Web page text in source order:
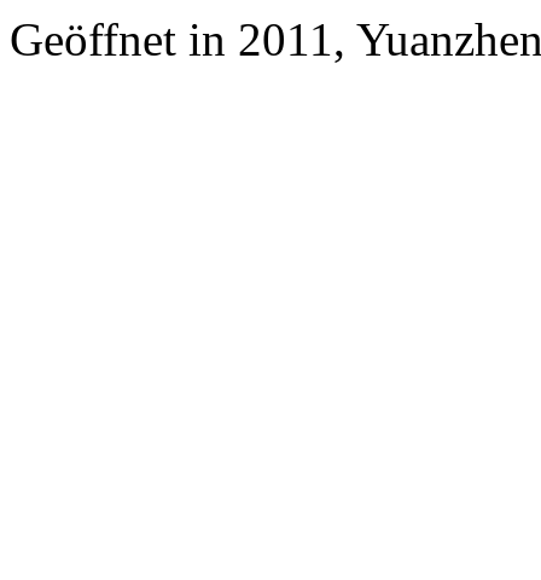
Geöffnet in 2011,